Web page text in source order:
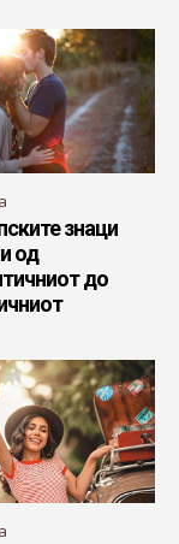
знаци
од
до